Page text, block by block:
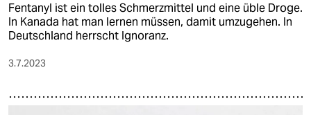
Fentanyl ist ein tolles Schmerzmittel und eine üble Droge.
In Kanada hat man lernen müssen, damit umzugehen. In
Deutschland herrscht Ignoranz.
3.7.2023